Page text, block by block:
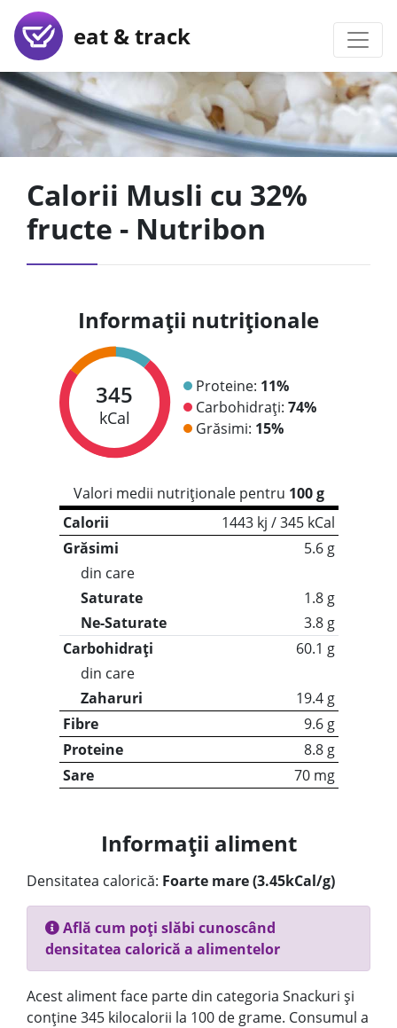
eat & track
Calorii Musli cu 32%
fructe - Nutribon
Informații nutriționale
345
kCal
Proteine: 11%
Carbohidrați: 74%
Grăsimi: 15%
Valori medii nutriționale pentru 100 g
Calorii
1443 kj / 345 kCal
Grăsimi
5.6 g
din care
Saturate
1.8 g
Ne-Saturate
3.8 g
Carbohidrați
60.1 g
din care
Zaharuri
19.4 g
Fibre
9.6 g
Proteine
8.8 g
Sare
70 mg
Informații aliment
Densitatea calorică: Foarte mare (3.45kCal/g)
Află cum poți slăbi cunoscând
densitatea calorică a alimentelor
Acest aliment face parte din categoria Snackuri și
conține 345 kilocalorii la 100 de grame. Consumul a